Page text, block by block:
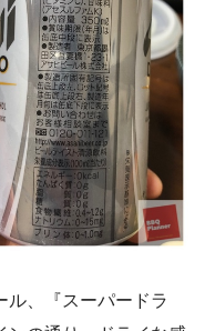
ル、『スーパードラ